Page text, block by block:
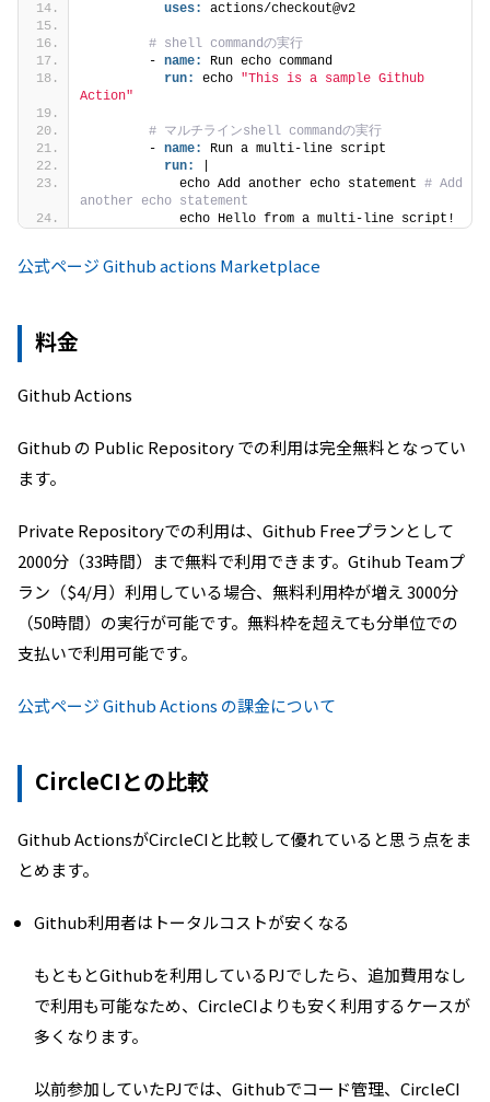
uses:
actions/checkout@v2
# shell commandの実行
        -
name:
Run echo command
run:
echo "This is a sample Github
Action"
# マルチラインshell commandの実行
        -
name:
Run a multi-line script
run:
            echo Add another echo statement
# Add
another echo statement
            echo Hello from a multi-line script!
公式ページ Github actions Marketplace
料金
Github Actions
Github の Public Repository での利用は完全無料となってい
ます。
Private Repositoryでの利用は、Github Freeプランとして
2000分（33時間）まで無料で利用できます。Gtihub Teamプ
ラン（$4/月）利用している場合、無料利用枠が増え 3000分
（50時間）の実行が可能です。無料枠を超えても分単位での
支払いで利用可能です。
公式ページ Github Actions の課金について
CircleCIとの比較
Github ActionsがCircleCIと比較して優れていると思う点をま
とめます。
Github利用者はトータルコストが安くなる
もともとGithubを利用しているPJでしたら、追加費用なし
で利用も可能なため、CircleCIよりも安く利用するケースが
多くなります。
以前参加していたPJでは、Githubでコード管理、CircleCI